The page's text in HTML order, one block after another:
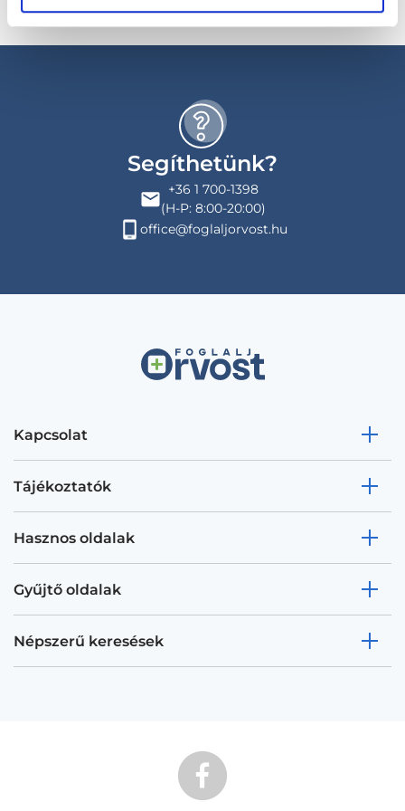
Segíthetünk?
+36 1 700-1398
(H-P: 8:00-20:00)
office@foglaljorvost.hu
Kapcsolat
Tájékoztatók
Hasznos oldalak
Gyűjtő oldalak
Népszerű keresések